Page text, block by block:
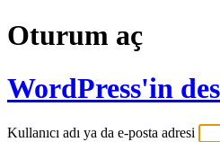
Oturum aç
WordPress'in
Kullanıcı adı ya da e-posta adresi